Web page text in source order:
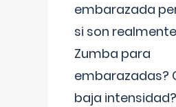
embarazada
si son
Zumba para
embarazadas?
baja intensidad?